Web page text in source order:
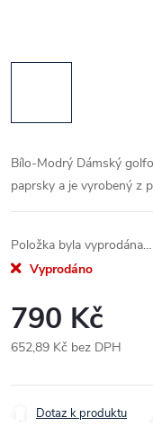
Bílo-Modrý Dámský
paprsky a je vyrobený z
Položka byla vyprodána…
Vyprodáno
790 Kč
652,89 Kč bez DPH
cena:
Dotaz k produktu